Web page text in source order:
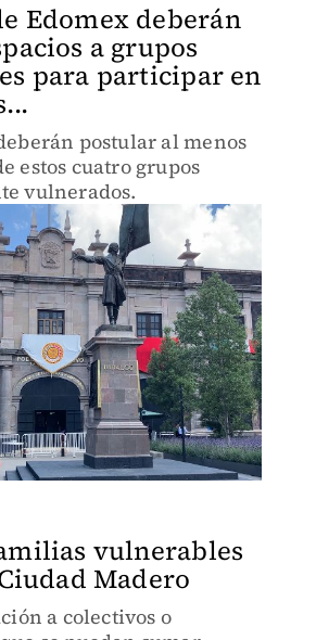
Edomex deberán
a grupos
para participar en
postular al menos
estos cuatro grupos
vulnerados.
vulnerables
Madero
a colectivos o